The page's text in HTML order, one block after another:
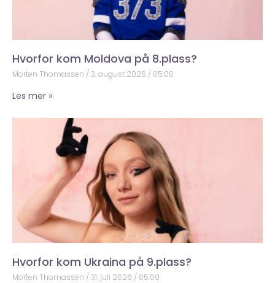
Hvorfor kom Moldova på 8.plass?
Morten Thomassen 3. august 2026 05:00
Les mer »
Hvorfor kom Ukraina på 9.plass?
Morten Thomassen 31. juli 2026 05:00